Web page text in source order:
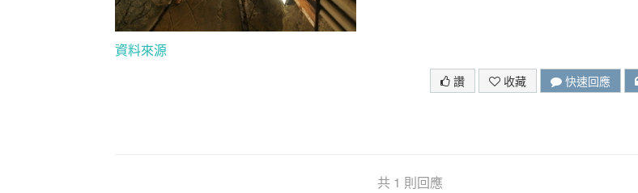
資料來源
讚 收藏 快速回應
共 1 則回應